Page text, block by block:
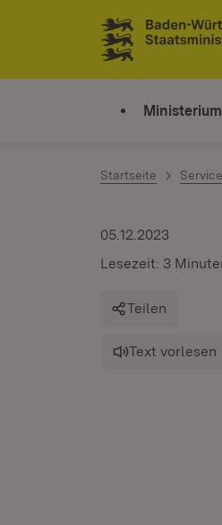
Zum Inhalt springen
Link zur
Ministerium
Startseite Service
05.12.2023
Lesezeit: 3
Teilen
Text vorlesen